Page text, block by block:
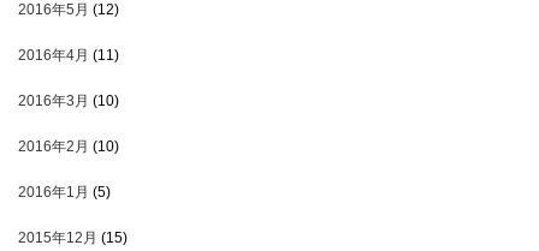
2016年5月 (12)
2016年4月 (11)
2016年3月 (10)
2016年2月 (10)
2016年1月 (5)
2015年12月 (15)